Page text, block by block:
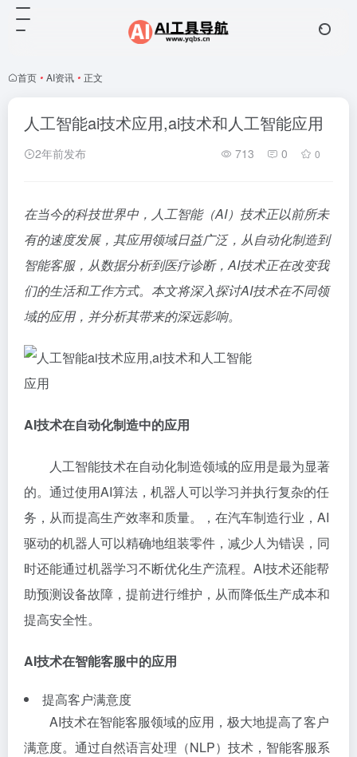
首页 • AI资讯 • 正文
人工智能ai技术应用,ai技术和人工智能应用
2年前发布 713 0 0
在当今的科技世界中，人工智能（AI）技术正以前所未
有的速度发展，其应用领域日益广泛，从自动化制造到
智能客服，从数据分析到医疗诊断，AI技术正在改变我
们的生活和工作方式。本文将深入探讨AI技术在不同领
域的应用，并分析其带来的深远影响。
AI技术在自动化制造中的应用
人工智能技术在自动化制造领域的应用是最为显著
的。通过使用AI算法，机器人可以学习并执行复杂的任
务，从而提高生产效率和质量。，在汽车制造行业，AI
驱动的机器人可以精确地组装零件，减少人为错误，同
时还能通过机器学习不断优化生产流程。AI技术还能帮
助预测设备故障，提前进行维护，从而降低生产成本和
提高安全性。
AI技术在智能客服中的应用
提高客户满意度
AI技术在智能客服领域的应用，极大地提高了客户
满意度。通过自然语言处理（NLP）技术，智能客服系